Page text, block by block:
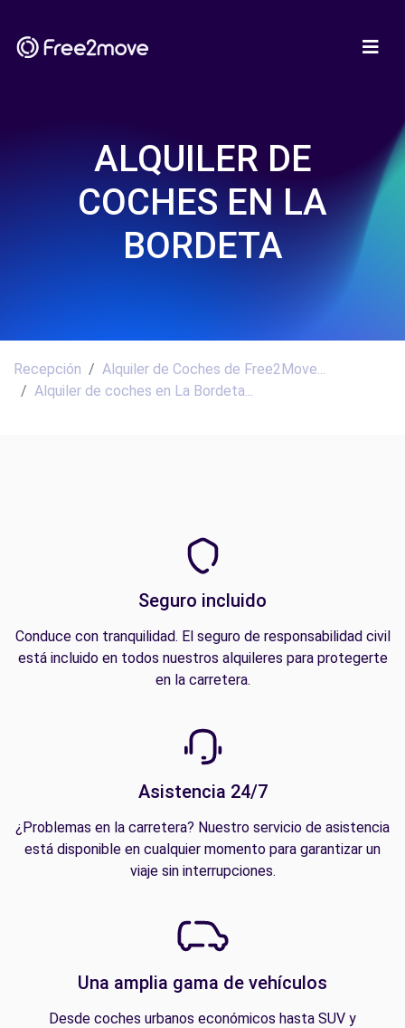
ALQUILER DE
COCHES EN LA
BORDETA
Recepción
Alquiler de Coches de Free2Move...
Alquiler de coches en La Bordeta...
Seguro incluido
Conduce con tranquilidad. El seguro de responsabilidad civil
está incluido en todos nuestros alquileres para protegerte
en la carretera.
Asistencia 24/7
¿Problemas en la carretera? Nuestro servicio de asistencia
está disponible en cualquier momento para garantizar un
viaje sin interrupciones.
Una amplia gama de vehículos
Desde coches urbanos económicos hasta SUV y